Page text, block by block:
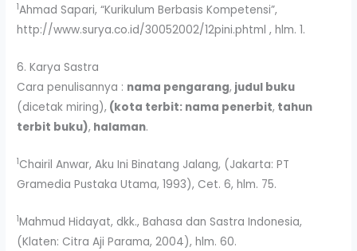
1Ahmad Sapari, “Kurikulum Berbasis Kompetensi”,
http://www.surya.co.id/30052002/12pini.phtml , hlm. 1.
6. Karya Sastra
Cara penulisannya : nama pengarang, judul buku
(dicetak miring), (kota terbit: nama penerbit, tahun
terbit buku), halaman.
1Chairil Anwar, Aku Ini Binatang Jalang, (Jakarta: PT
Gramedia Pustaka Utama, 1993), Cet. 6, hlm. 75.
1Mahmud Hidayat, dkk., Bahasa dan Sastra Indonesia,
(Klaten: Citra Aji Parama, 2004), hlm. 60.